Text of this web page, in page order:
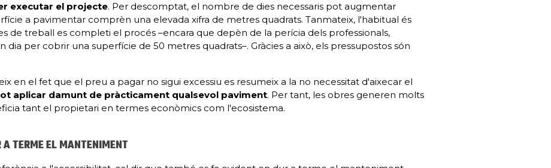
executar el projecte. Per descomptat, el nombre de dies necessaris pot augmentar
a pavimentar comprèn una elevada xifra de metres quadrats. Tanmateix, l'habitual és
de treball es completi el procés –encara que depèn de la perícia dels professionals,
dia per cobrir una superfície de 50 metres quadrats–. Gràcies a això, els pressupostos són
en el fet que el preu a pagar no sigui excessiu es resumeix a la no necessitat d'aixecar el
aplicar damunt de pràcticament qualsevol paviment. Per tant, les obres generen molts
tant el propietari en termes econòmics com l'ecosistema.
TERME EL MANTENIMENT